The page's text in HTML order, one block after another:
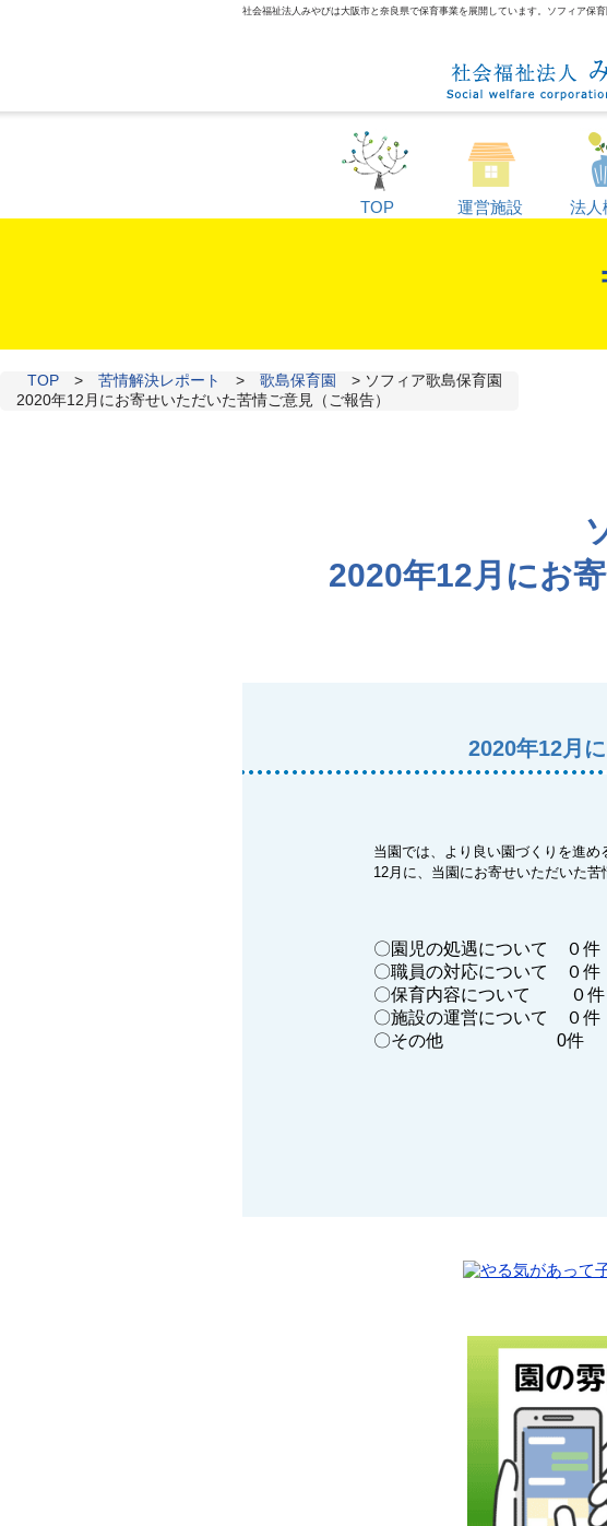
社会福祉法人みやびは大阪市と奈良県で保育事業を展開しています。ソフィア保
TOP 運営施設 法人
TOP > 苦情解決レポート > 歌島保育園 > ソフィア歌島保育園
2020年12月にお寄せいただいた苦情ご意見（ご報告）
2020年12月にお
2020年12月
当園では、より良い園づくりを進め
12月に、当園にお寄せいただいた苦
〇園児の処遇について ０件
〇職員の対応について ０件
〇保育内容について ０件
〇施設の運営について ０件
〇その他 0件